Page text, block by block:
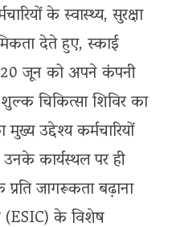
के स्वास्थ्य, सुरक्षा
देते हुए, स्काई
20 जून को अपने कंपनी
चिकित्सा शिविर का
उद्देश्य कर्मचारियों
उनके कार्यस्थल पर ही
जागरूकता बढ़ाना
(ESIC) के विशेष